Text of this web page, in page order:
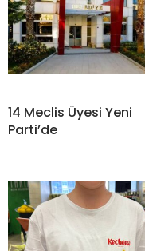
14 Meclis Üyesi Yeni
Parti’de